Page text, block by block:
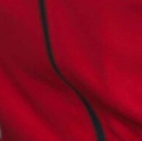
El Instituto